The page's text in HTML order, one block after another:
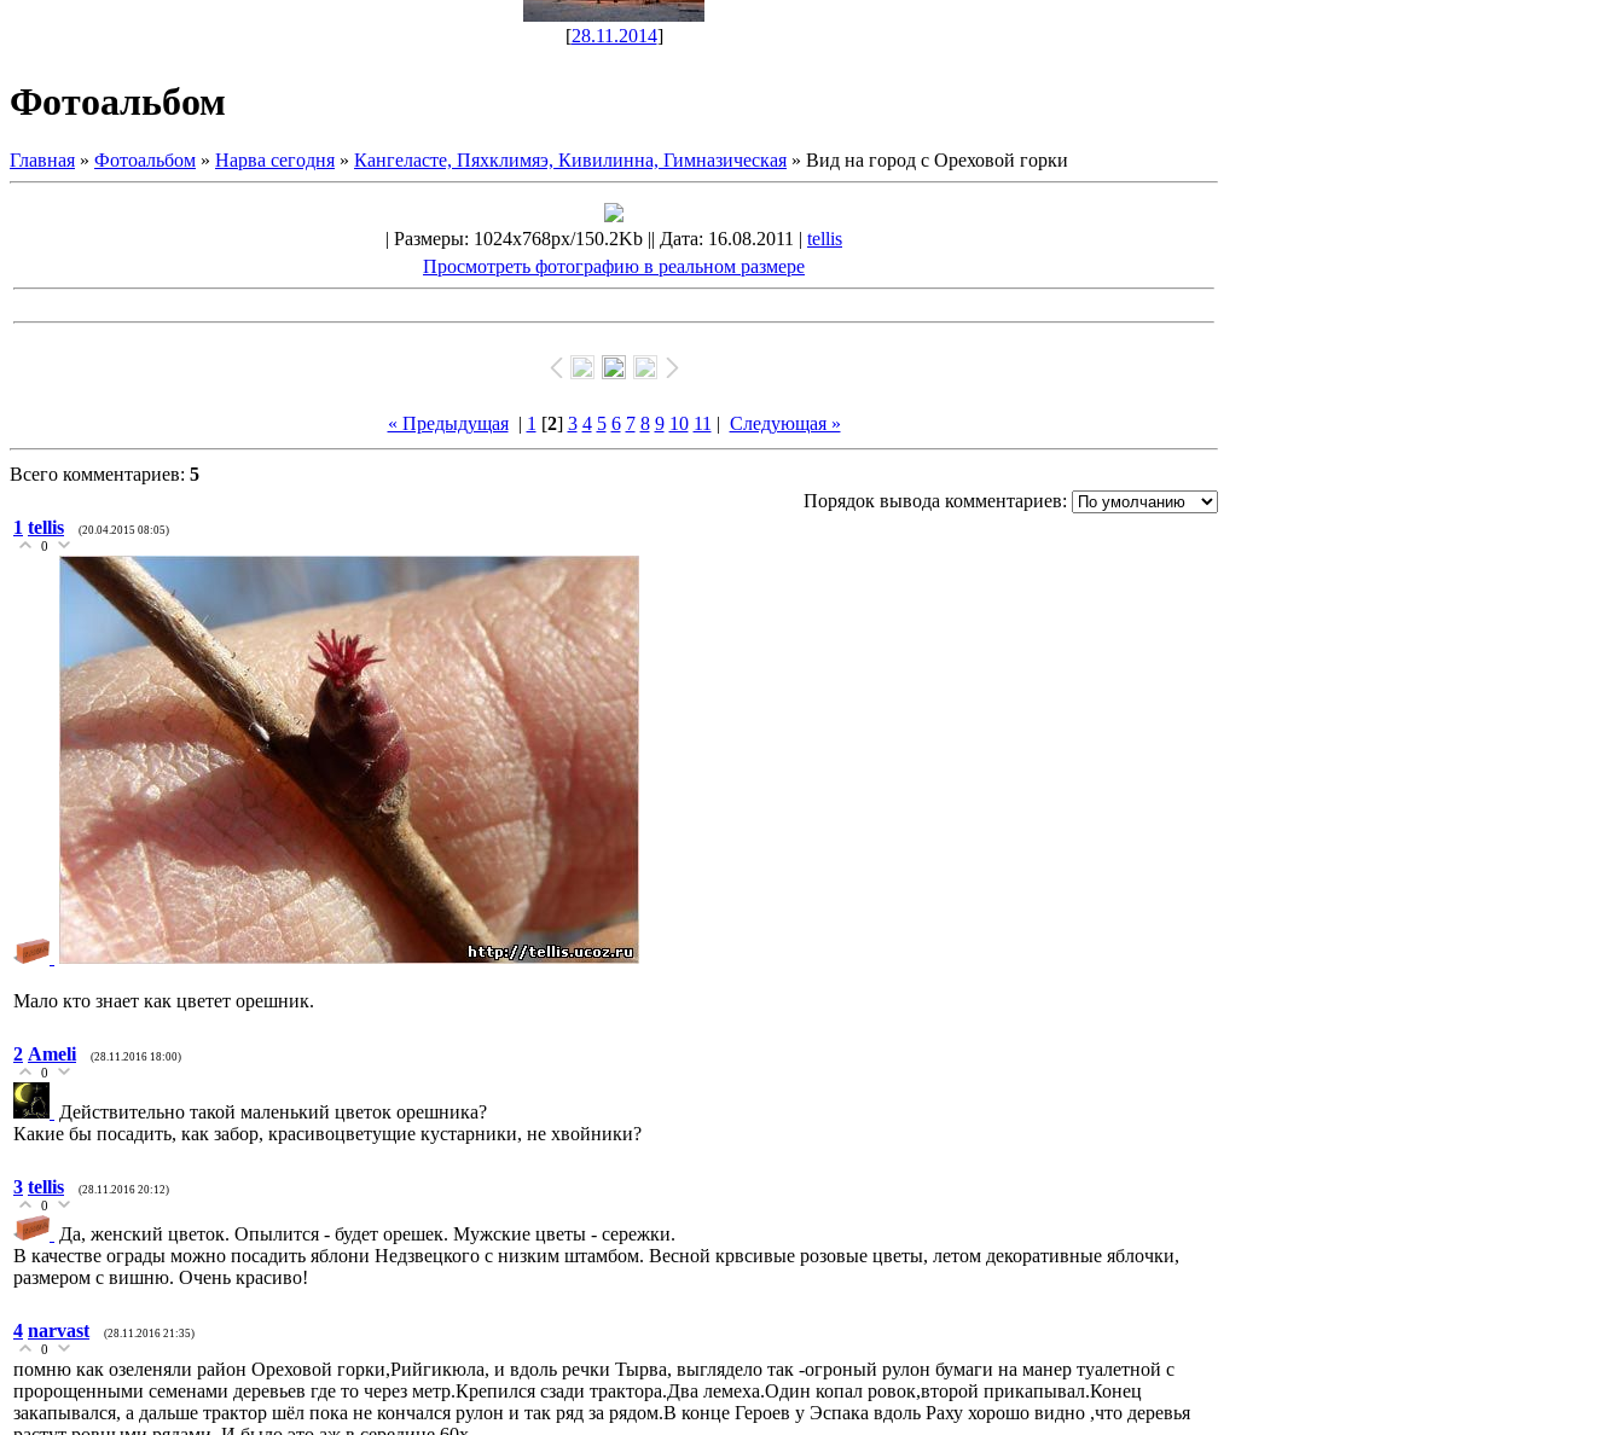
[28.11.2014]
Фотоальбом
Главная » Фотоальбом » Нарва сегодня » Кангеласте, Пяхклимяэ, Кивилинна, Гимназическая » Вид на город с Ореховой горки
| Размеры: 1024x768px/150.2Kb || Дата: 16.08.2011 | tellis
Просмотреть фотографию в реальном размере
« Предыдущая| 1 [2] 3 4 5 6 7 8 9 10 11 | Следующая »
Всего комментариев: 5
Порядок вывода комментариев:
1 tellis (20.04.2015 08:05)
0
Мало кто знает как цветет орешник.
2 Ameli (28.11.2016 18:00)
0
Действительно такой маленький цветок орешника?
Какие бы посадить, как забор, красивоцветущие кустарники, не хвойники?
3 tellis (28.11.2016 20:12)
0
Да, женский цветок. Опылится - будет орешек. Мужские цветы - сережки.
В качестве ограды можно посадить яблони Недзвецкого с низким штамбом. Весной крвсивые розовые цветы, летом декоративные яблочки,
размером с вишню. Очень красиво!
4 narvast (28.11.2016 21:35)
0
помню как озеленяли район Ореховой горки,Рийгикюла, и вдоль речки Тырва, выглядело так -огроный рулон бумаги на манер туалетной с
пророщенными семенами деревьев где то через метр.Крепился сзади трактора.Два лемеха.Один копал ровок,второй прикапывал.Конец
закапывался, а дальше трактор шёл пока не кончался рулон и так ряд за рядом.В конце Героев у Эспака вдоль Раху хорошо видно ,что деревья